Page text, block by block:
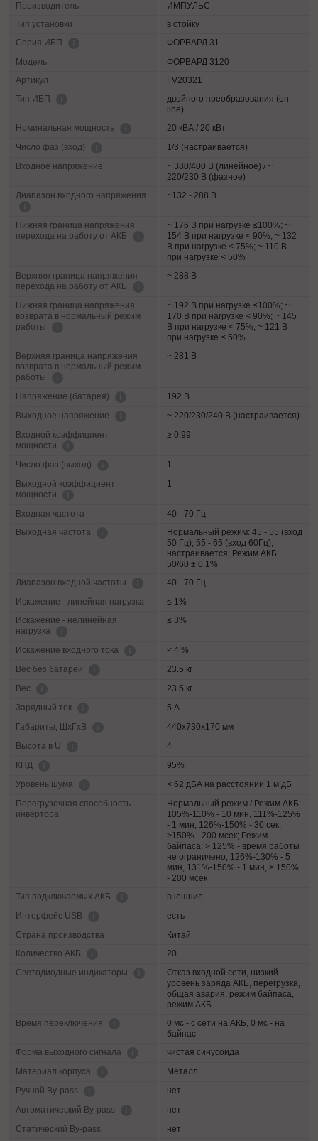
Производитель
ИМПУЛЬС
Тип установки
в стойку
Серия ИБП
ФОРВАРД 31
Модель
ФОРВАРД 3120
Артикул
FV20321
Тип ИБП
двойного преобразования (on-
line)
Номинальная мощность
20 кВА / 20 кВт
Число фаз (вход)
1/3 (настраивается)
Входное напряжение
~ 380/400 В (линейное) / ~
220/230 В (фазное)
Диапазон входного напряжения
~132 - 288 В
Нижняя граница напряжения
перехода на работу от АКБ
~ 176 В при нагрузке ≤100%; ~
154 В при нагрузке < 90%; ~ 132
В при нагрузке < 75%; ~ 110 В
при нагрузке < 50%
Верхняя граница напряжения
перехода на работу от АКБ
~ 288 В
Нижняя граница напряжения
возврата в нормальный режим
работы
~ 192 В при нагрузке ≤100%; ~
170 В при нагрузке < 90%; ~ 145
В при нагрузке < 75%; ~ 121 В
при нагрузке < 50%
Верхняя граница напряжения
возврата в нормальный режим
работы
~ 281 В
Напряжение (батарея)
192 В
Выходное напряжение
~ 220/230/240 В (настраивается)
Входной коэффициент
мощности
≥ 0.99
Число фаз (выход)
1
Выходной коэффициент
мощности
1
Входная частота
40 - 70 Гц
Выходная частота
Нормальный режим: 45 - 55 (вход
50 Гц); 55 - 65 (вход 60Гц),
настраивается; Режим АКБ:
50/60 ± 0.1%
Диапазон входной частоты
40 - 70 Гц
Искажение - линейная нагрузка
≤ 1%
Искажение - нелинейная
нагрузка
≤ 3%
Искажение входного тока
< 4 %
Вес без батареи
23.5 кг
Вес
23.5 кг
Зарядный ток
5 А
Габариты, ШхГхВ
440х730х170 мм
Высота в U
4
КПД
95%
Уровень шума
< 62 дБА на расстоянии 1 м дБ
Перегрузочная способность
инвертора
Нормальный режим / Режим АКБ:
105%-110% - 10 мин, 111%-125%
- 1 мин, 126%-150% - 30 сек,
>150% - 200 мсек; Режим
байпаса: > 125% - время работы
не ограничено, 126%-130% - 5
мин, 131%-150% - 1 мин, > 150%
- 200 мсек
Тип подключаемых АКБ
внешние
Интерфейс USB
есть
Страна производства
Китай
Количество АКБ
20
Светодиодные индикаторы
Отказ входной сети, низкий
уровень заряда АКБ, перегрузка,
общая авария, режим байпаса,
режим АКБ
Время переключения
0 мс - с сети на АКБ, 0 мс - на
байпас
Форма выходного сигнала
чистая синусоида
Материал корпуса
Металл
Ручной By-pass
нет
Автоматический By-pass
нет
Статический By-pass
нет